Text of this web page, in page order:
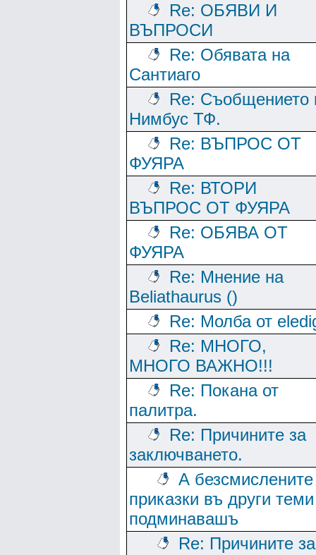
Re: ОБЯВИ И
ВЪПРОСИ
Re: Обявата на
Сантиаго
Re: Съобщението
Нимбус ТФ.
Re: ВЪПРОС ОТ
ФУЯРА
Re: ВТОРИ
ВЪПРОС ОТ ФУЯРА
Re: ОБЯВА ОТ
ФУЯРА
Re: Мнение на
Beliathaurus ()
Re: Молба от
Re: МНОГО,
МНОГО ВАЖНО!!!
Re: Покана от
палитра.
Re: Причините за
заключването.
А безсмислените
приказки въ други теми
подминавашъ
Re: Причините за